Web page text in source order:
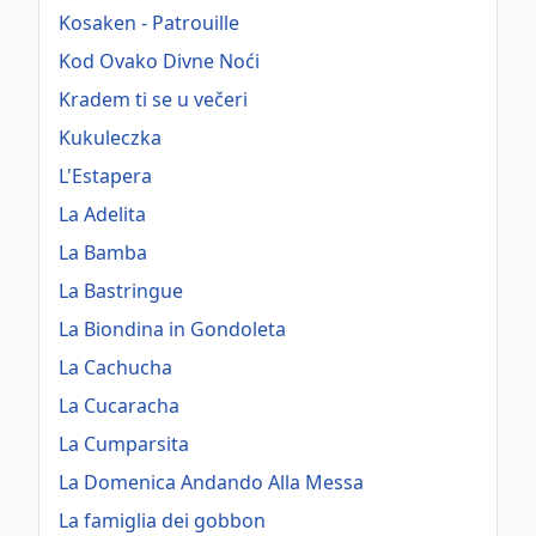
Kosaken - Patrouille
Kod Ovako Divne Noći
Kradem ti se u večeri
Kukuleczka
L'Estapera
La Adelita
La Bamba
La Bastringue
La Biondina in Gondoleta
La Cachucha
La Cucaracha
La Cumparsita
La Domenica Andando Alla Messa
La famiglia dei gobbon